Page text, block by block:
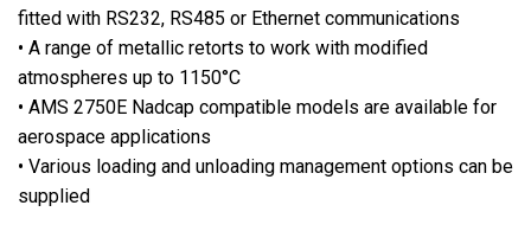
fitted with RS232, RS485 or Ethernet communications
• A range of metallic retorts to work with modified
atmospheres up to 1150°C
• AMS 2750E Nadcap compatible models are available for
aerospace applications
• Various loading and unloading management options can be
supplied